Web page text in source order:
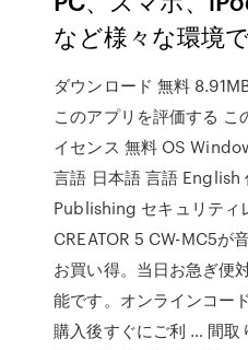
など様々な環境
ダウンロード 無料
このアプリを評価する こ
イセンス 無料 OS
言語 日本語 言語
Publishing セキュリティ
CREATOR 5 CW-MC5が
お買い得。当日お急ぎ便
能です。オンラインコー
購入後すぐにご利 … 間取